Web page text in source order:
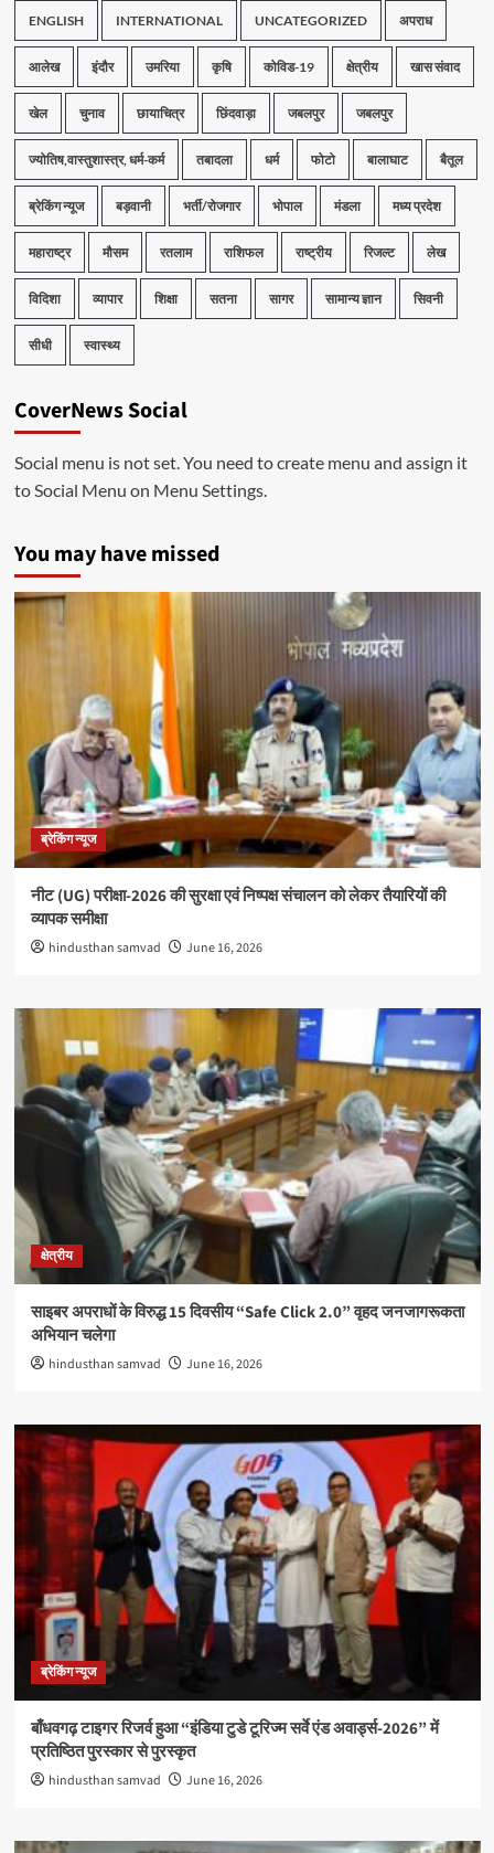
ENGLISH INTERNATIONAL UNCATEGORIZED अपराध
आलेख इंदौर उमरिया कृषि कोविड-19 क्षेत्रीय खास संवाद
खेल चुनाव छायाचित्र छिंदवाड़ा जबलपुर जबलपुर
ज्योतिष,वास्तुशास्त्र, धर्म-कर्म तबादला धर्म फोटो बालाघाट बैतूल
ब्रेकिंग न्यूज बड़वानी भर्ती/रोजगार भोपाल मंडला मध्य प्रदेश
महाराष्ट्र मौसम रतलाम राशिफल राष्ट्रीय रिजल्ट लेख
विदिशा व्यापार शिक्षा सतना सागर सामान्य ज्ञान सिवनी
सीधी स्वास्थ्य
CoverNews Social
Social menu is not set. You need to create menu and assign it
to Social Menu on Menu Settings.
You may have missed
ब्रेकिंग न्यूज
नीट (UG) परीक्षा-2026 की सुरक्षा एवं निष्पक्ष संचालन को लेकर तैयारियों की
व्यापक समीक्षा
hindusthan samvad June 16, 2026
क्षेत्रीय
साइबर अपराधों के विरुद्ध 15 दिवसीय “Safe Click 2.0” वृहद जनजागरूकता
अभियान चलेगा
hindusthan samvad June 16, 2026
ब्रेकिंग न्यूज
बाँधवगढ़ टाइगर रिजर्व हुआ “इंडिया टुडे टूरिज्म सर्वे एंड अवार्ड्स-2026” में
प्रतिष्ठित पुरस्कार से पुरस्कृत
hindusthan samvad June 16, 2026